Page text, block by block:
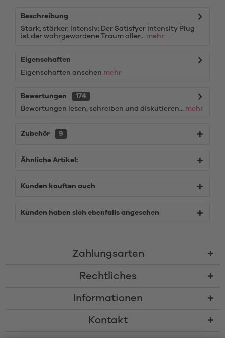
Beschreibung
Stark, stärker, intensiv: Der Satisfyer Intensity Plug
ist der wahrgewordene Traum aller... mehr
Eigenschaften
Eigenschaften ansehen mehr
Bewertungen
174
Bewertungen lesen, schreiben und diskutieren... mehr
Zubehör 9
Ähnliche Artikel:
Kunden kauften auch
Kunden haben sich ebenfalls angesehen
Zahlungsarten
Rechtliches
Informationen
Kontakt